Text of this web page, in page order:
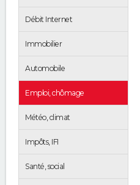
Débit Internet
Immobilier
Automobile
Emploi, chômage
Météo, climat
Impôts, IFI
Santé, social